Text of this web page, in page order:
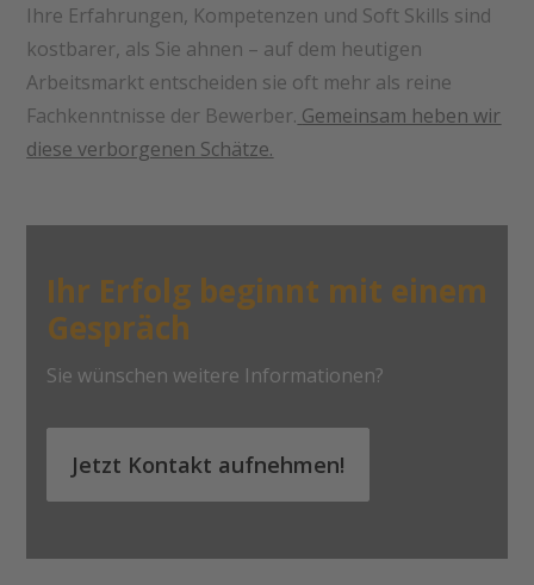
Ihre Erfahrungen, Kompetenzen und Soft Skills sind
kostbarer, als Sie ahnen – auf dem heutigen
Arbeitsmarkt entscheiden sie oft mehr als reine
Fachkenntnisse der Bewerber. Gemeinsam heben wir
diese verborgenen Schätze.
Ihr Erfolg beginnt mit einem
Gespräch
Sie wünschen weitere Informationen?
Jetzt Kontakt aufnehmen!